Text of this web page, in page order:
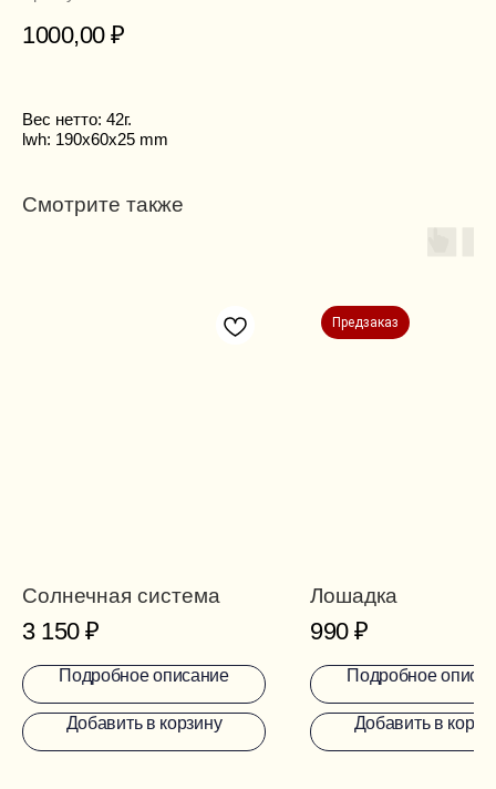
1000,00 ₽
Вес нетто: 42г.
lwh: 190x60x25 mm
Смотрите также
Солнечная система
3 150 ₽
Подробное описание
Добавить в корзину
Предзаказ
Лошадка
990 ₽
Подробное
Добавить в